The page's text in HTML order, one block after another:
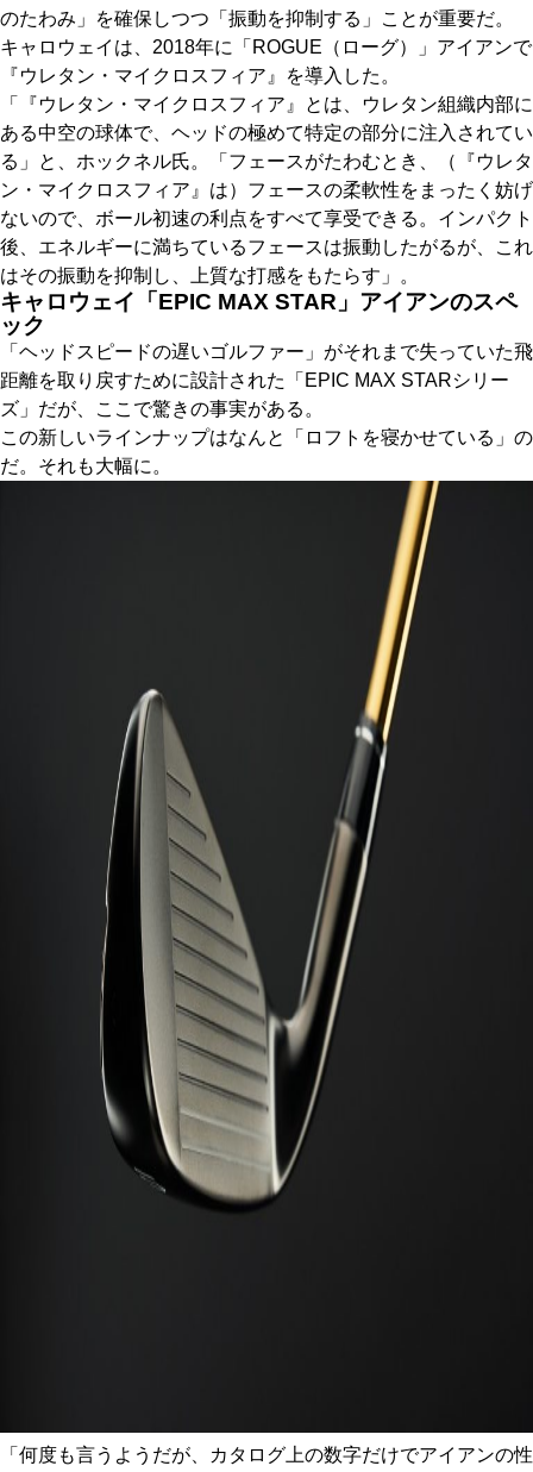
のたわみ」を確保しつつ「振動を抑制する」ことが重要だ。
キャロウェイは、2018年に「ROGUE（ローグ）」アイアンで
『ウレタン・マイクロスフィア』を導入した。
「『ウレタン・マイクロスフィア』とは、ウレタン組織内部に
ある中空の球体で、ヘッドの極めて特定の部分に注入されてい
る」と、ホックネル氏。「フェースがたわむとき、（『ウレタ
ン・マイクロスフィア』は）フェースの柔軟性をまったく妨げ
ないので、ボール初速の利点をすべて享受できる。インパクト
後、エネルギーに満ちているフェースは振動したがるが、これ
はその振動を抑制し、上質な打感をもたらす」。
キャロウェイ「EPIC MAX STAR」アイアンのスペ
ック
「ヘッドスピードの遅いゴルファー」がそれまで失っていた飛
距離を取り戻すために設計された「EPIC MAX STARシリー
ズ」だが、ここで驚きの事実がある。
この新しいラインナップはなんと「ロフトを寝かせている」の
だ。それも大幅に。
「何度も言うようだが、カタログ上の数字だけでアイアンの性